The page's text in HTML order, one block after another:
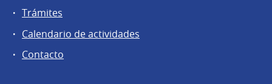
Trámites
Calendario de actividades
Contacto